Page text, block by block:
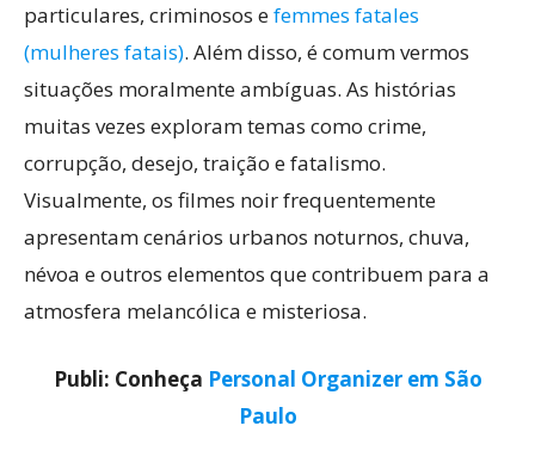
particulares, criminosos efemmes fatales
(mulheres fatais). Além disso, é comum vermos
situações moralmente ambíguas. As histórias
muitas vezes exploram temas como crime,
corrupção, desejo, traição e fatalismo.
Visualmente, os filmes noir frequentemente
apresentam cenários urbanos noturnos, chuva,
névoa e outros elementos que contribuem para a
atmosfera melancólica e misteriosa.
Publi: Conheça Personal Organizer em São
Paulo